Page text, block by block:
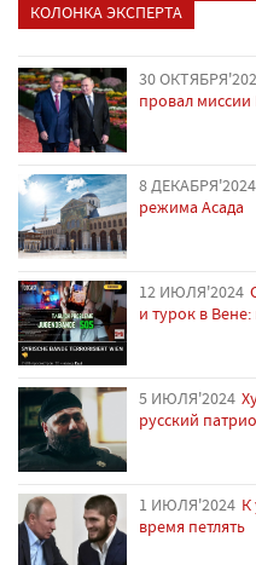
КОЛОНКА ЭКСПЕРТА
30
провал миссии
8 ДЕКАБРЯ'2024
режима Асада
12 ИЮЛЯ'2024
и турок в Вене:
5 ИЮЛЯ'2024
русский
1 ИЮЛЯ'2024 К
время петлять